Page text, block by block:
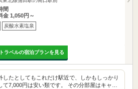
間
金 1,050円～
炭酸水素塩泉
ラベルの宿泊プランを見る
したとしてもこれだけ駅近で、しかもしっかり
て7,000円は安い類です。 その分部屋はキャ…